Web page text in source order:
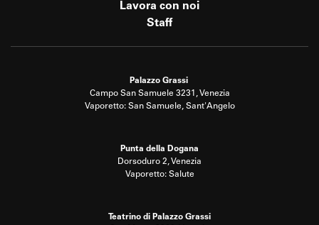
Lavora con noi
Staff
Palazzo Grassi
Campo San Samuele 3231, Venezia
Vaporetto: San Samuele, Sant'Angelo
Punta della Dogana
Dorsoduro 2, Venezia
Vaporetto: Salute
Teatrino di Palazzo Grassi